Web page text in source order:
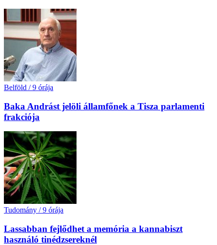
Belföld / 9 órája
Baka Andrást jelöli államfőnek a Tisza parlamenti
frakciója
Tudomány / 9 órája
Lassabban fejlődhet a memória a kannabiszt
használó tinédzsereknél